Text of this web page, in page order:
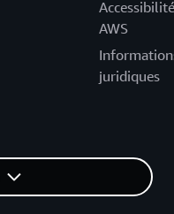
Accessibilité
AWS
juridiques